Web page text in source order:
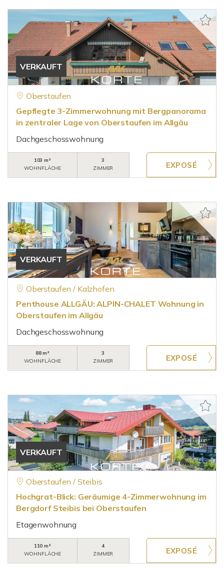
VERKAUFT
Oberstaufen
Gepflegte 3-Zimmerwohnung mit Bergpanorama
in zentraler Lage von Oberstaufen im Allgäu
Dachgeschosswohnung
103 m²
WOHNFLÄCHE
3
ZIMMER
VERKAUFT
Oberstaufen / Kalzhofen
Penthouse ALLGÄU: ALPIN-CHALET Wohnung in
Oberstaufen im Allgäu
Dachgeschosswohnung
88 m²
WOHNFLÄCHE
3
ZIMMER
VERKAUFT
Oberstaufen / Steibis
Hochgrat-Blick: Geräumige 4-Zimmerwohnung im
Bergdorf Steibis bei Oberstaufen
Etagenwohnung
110 m²
WOHNFLÄCHE
4
ZIMMER